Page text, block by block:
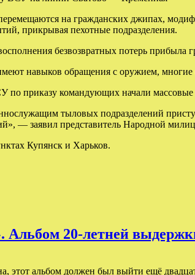
на гражданских джипах,
прикрывая пехотные подразделения.
безвозвратных потерь
навыков обращения с оружием,
приказу командующих начали массовые
тыловых подразделений
— заявил представитель Народной
Купянск и Харьков.
Альбом 20-летней
альбом должен был выйти ещё